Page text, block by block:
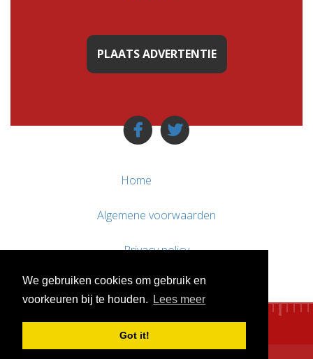
We gebruiken cookies om gebruik en
voorkeuren bij te houden.
Lees meer
Got it!
PLAATS ADVERTENTIE
Home
Algemene voorwaarden
Privacy policy
Contact / Support